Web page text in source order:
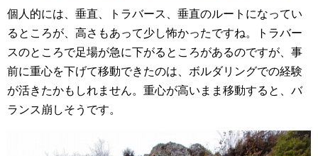
個人的には、垂直、トラバース、垂直のルートになってい
るところが、高さもあって少し怖かったですね。トラバー
スのところで足場が急に下がるところがあるのですが、事
前に重心を下げて移動できたのは、ボルダリングでの経験
が活きたかもしれません。重心が高いまま移動すると、バ
ランス崩しそうです。